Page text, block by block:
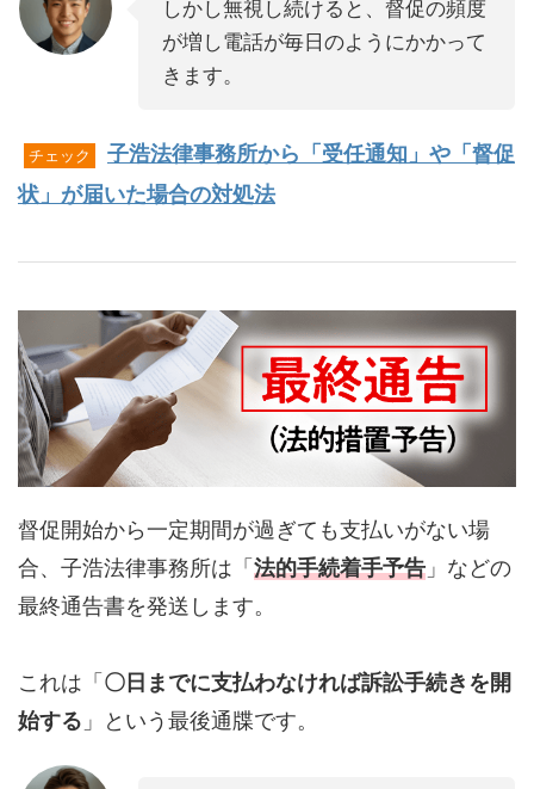
しかし無視し続けると、督促の頻度
が増し電話が毎日のようにかかって
きます。
チェック
子浩法律事務所から「受任通知」や「督促
状」が届いた場合の対処法
督促開始から一定期間が過ぎても支払いがない場
合、子浩法律事務所は「法的手続着手予告 」などの
最終通告書を発送します。
これは「〇日までに支払わなければ訴訟手続きを開
始する 」という最後通牒です。